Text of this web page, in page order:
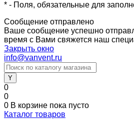
* - Поля, обязательные для
Сообщение отправлено
Ваше сообщение успешно
время с Вами свяжется наш
Закрыть окно
info@vanvent.ru
0
0
0 В корзине пока пусто
Каталог товаров